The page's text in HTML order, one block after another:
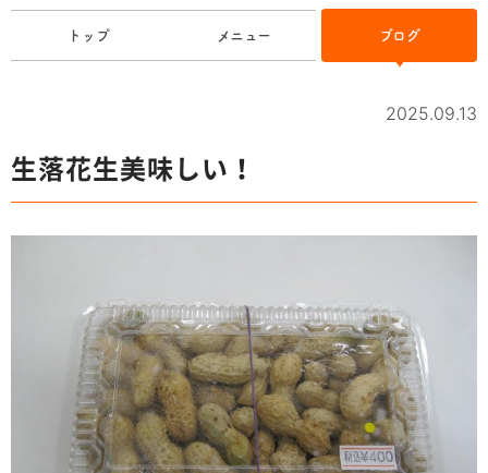
トップ メニュー ブログ
2025.09.13
生落花生美味しい！